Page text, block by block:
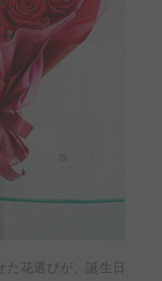
た花選びが、誕生日